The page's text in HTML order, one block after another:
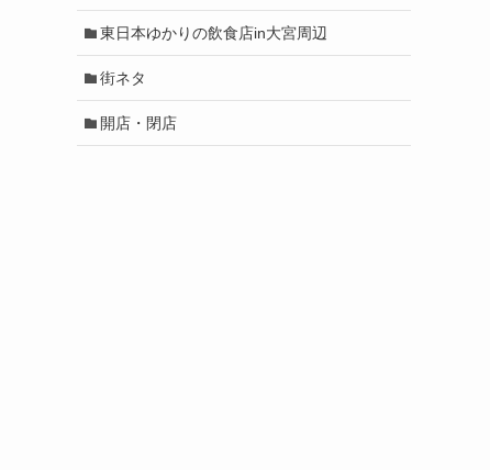
東日本ゆかりの飲食店in大宮周辺
街ネタ
開店・閉店